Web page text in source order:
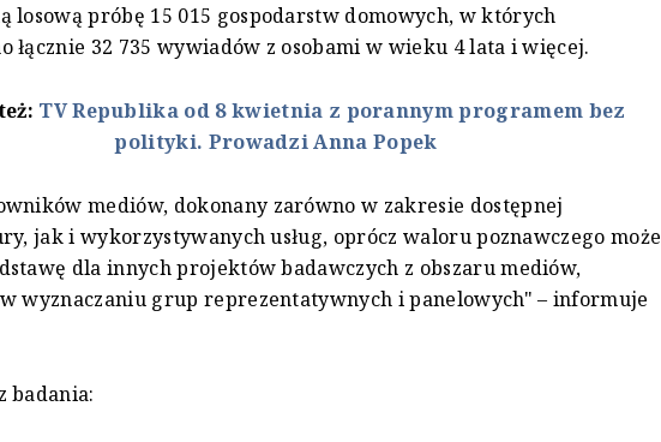
losową próbę 15 015 gospodarstw domowych, w których
łącznie 32 735 wywiadów z osobami w wieku 4 lata i więcej.
TV Republika od 8 kwietnia z porannym programem bez
polityki. Prowadzi Anna Popek
mediów, dokonany zarówno w zakresie dostępnej
jak i wykorzystywanych usług, oprócz waloru poznawczego może
dla innych projektów badawczych z obszaru mediów,
wyznaczaniu grup reprezentatywnych i panelowych" – informuje
badania: